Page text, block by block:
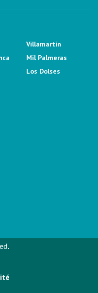
Villamartin
Mil Palmeras
Los Dolses